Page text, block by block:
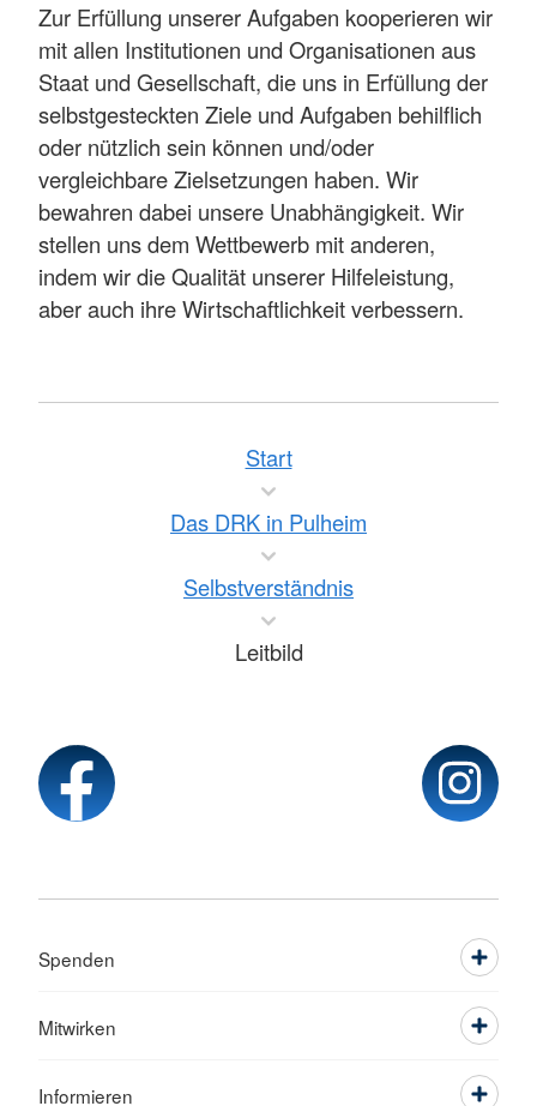
Zur Erfüllung unserer Aufgaben kooperieren wir
mit allen Institutionen und Organisationen aus
Staat und Gesellschaft, die uns in Erfüllung der
selbstgesteckten Ziele und Aufgaben behilflich
oder nützlich sein können und/oder
vergleichbare Zielsetzungen haben. Wir
bewahren dabei unsere Unabhängigkeit. Wir
stellen uns dem Wettbewerb mit anderen,
indem wir die Qualität unserer Hilfeleistung,
aber auch ihre Wirtschaftlichkeit verbessern.
Start
Das DRK in Pulheim
Selbstverständnis
Leitbild
Spenden
Mitwirken
Informieren